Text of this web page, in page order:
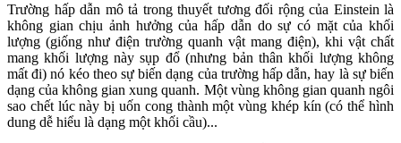
Trường hấp dẫn mô tả trong thuyết tương đối rộng của Einstein là
không gian chịu ảnh hưởng của hấp dẫn do sự có mặt của khối
lượng (giống như điện trường quanh vật mang điện), khi vật chất
mang khối lượng này sụp đổ (nhưng bản thân khối lượng không
mất đi) nó kéo theo sự biến dạng của trường hấp dẫn, hay là sự biến
dạng của không gian xung quanh. Một vùng không gian quanh ngôi
sao chết lúc này bị uốn cong thành một vùng khép kín (có thể hình
dung dễ hiểu là dạng một khối cầu)...